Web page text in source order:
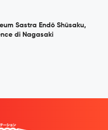
Sastra Endō Shūsaku,
di Nagasaki